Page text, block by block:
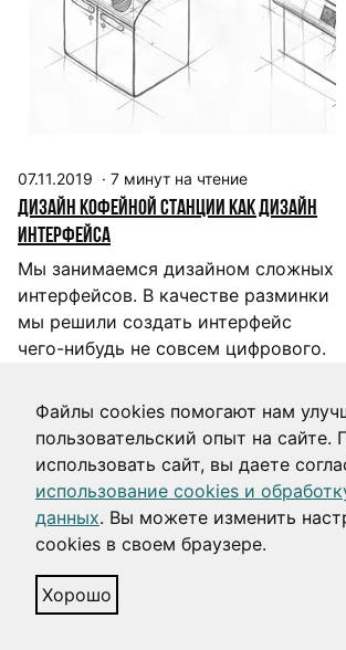
07.11.2019 · 7 минут на чтение
Дизайн кофейной станции как дизайн
интерфейса
Мы занимаемся дизайном сложных
интерфейсов. В качестве разминки
мы решили создать интерфейс
чего-нибудь не совсем цифрового.
интерфейсы
практика
gui устройств
Файлы cookies помогают нам
пользовательский опыт на сайте.
использовать сайт, вы даете
использование cookies и
данных. Вы можете изменить
cookies в своем браузере.
Хорошо